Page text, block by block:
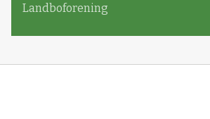
Landboforening